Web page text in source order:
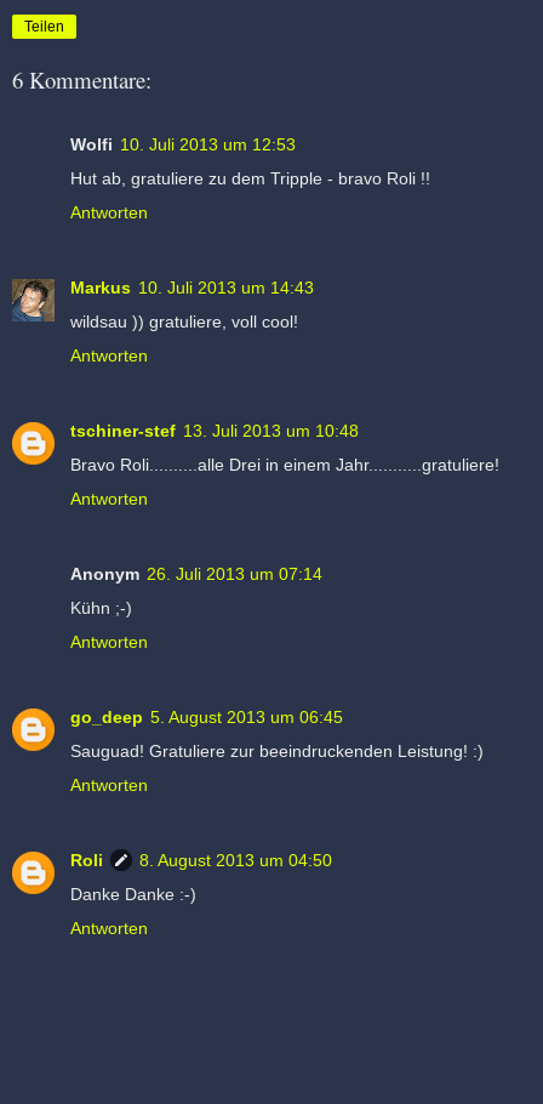
Teilen
6 Kommentare:
Wolfi 10. Juli 2013 um 12:53
Hut ab, gratuliere zu dem Tripple - bravo Roli !!
Antworten
Markus 10. Juli 2013 um 14:43
wildsau )) gratuliere, voll cool!
Antworten
tschiner-stef 13. Juli 2013 um 10:48
Bravo Roli..........alle Drei in einem Jahr...........gratuliere!
Antworten
Anonym 26. Juli 2013 um 07:14
Kühn ;-)
Antworten
go_deep 5. August 2013 um 06:45
Sauguad! Gratuliere zur beeindruckenden Leistung! :)
Antworten
Roli
8. August 2013 um 04:50
Danke Danke :-)
Antworten